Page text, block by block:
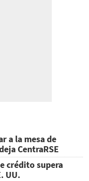
a la mesa de
CentraRSE
crédito supera
UU.